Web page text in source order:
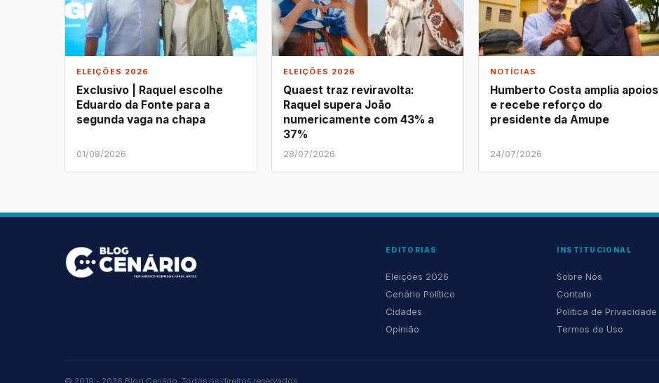
ELEIÇÕES 2026
Exclusivo | Raquel escolhe
Eduardo da Fonte para a
segunda vaga na chapa
01/08/2026
ELEIÇÕES 2026
Quaest traz reviravolta:
Raquel supera João
numericamente com 43% a
37%
28/07/2026
NOTÍCIAS
Humberto Costa amplia apoios
e recebe reforço do
presidente da Amupe
24/07/2026
EDITORIAS
Eleições 2026
Cenário Político
Cidades
Opinião
INSTITUCIONAL
Sobre Nós
Contato
Política de Privacidade
Termos de Uso
© 2019 - 2026 Blog Cenário. Todos os direitos reservados.